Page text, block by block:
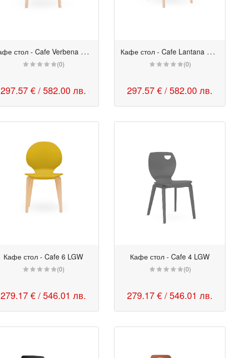
К
афе стол - Cafe Verbena LGW
(0)
297.57 €/ 582.00 лв.
К
афе стол - Cafe Lantana LGW
(0)
297.57 €/ 582.00 лв.
Кафе стол - Cafe 6 LGW
(0)
279.17 €/ 546.01 лв.
Кафе стол - Cafe 4 LGW
(0)
279.17 €/ 546.01 лв.